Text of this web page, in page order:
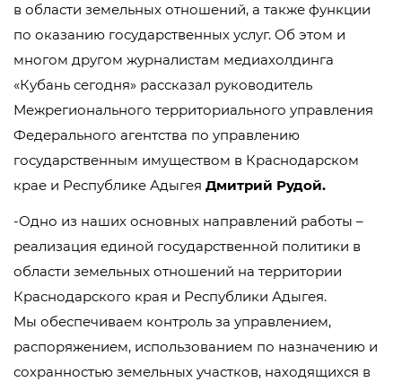
в области земельных отношений, а также функции
по оказанию государственных услуг. Об этом и
многом другом журналистам медиахолдинга
«Кубань сегодня» рассказал руководитель
Межрегионального территориального управления
Федерального агентства по управлению
государственным имуществом в Краснодарском
крае и Республике Адыгея Дмитрий Рудой.
-Одно из наших основных направлений работы –
реализация единой государственной политики в
области земельных отношений на территории
Краснодарского края и Республики Адыгея.
Мы обеспечиваем контроль за управлением,
распоряжением, использованием по назначению и
сохранностью земельных участков, находящихся в